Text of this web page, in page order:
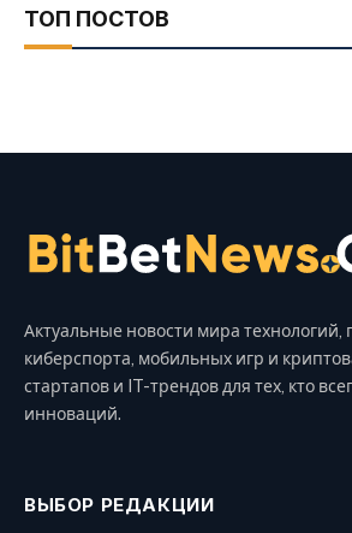
ТОП ПОСТОВ
Актуальные новости мира технологий,
киберспорта, мобильных игр и
стартапов и IT-трендов для тех, кто
инноваций.
ВЫБОР РЕДАКЦИИ